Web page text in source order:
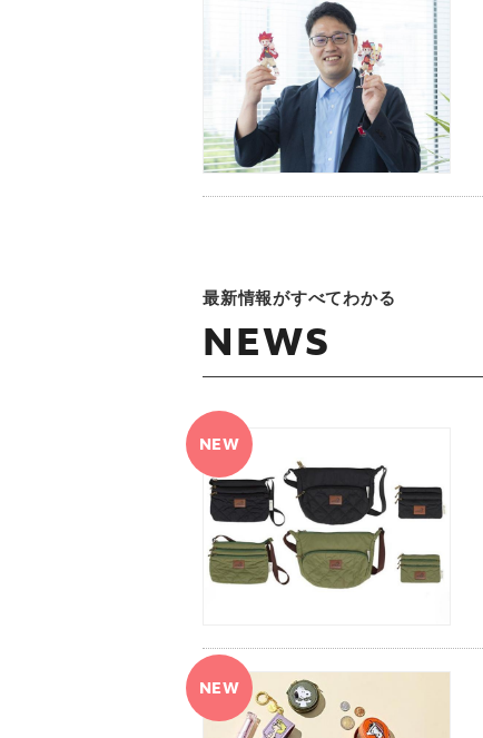
最新情報がすべてわかる
NEWS
NEW
NEW